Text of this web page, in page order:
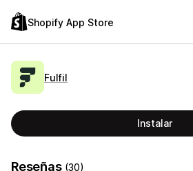
Shopify App Store
Fulfil
Instalar
Reseñas (30)